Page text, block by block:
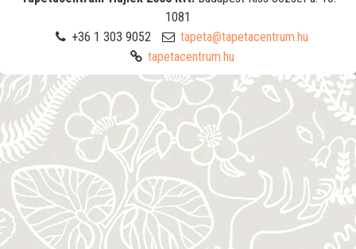
1081
+36 1 303 9052
tapeta@tapetacentrum.hu
tapetacentrum.hu